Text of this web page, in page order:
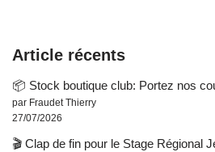
Article récents
📦 Stock boutique club: Portez nos
par Fraudet Thierry
27/07/2026
🎬 Clap de fin pour le Stage Régional